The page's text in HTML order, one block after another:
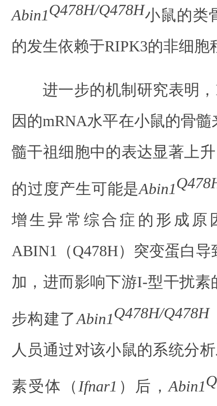
Abin1Q478H/Q478H小鼠的类
的发生依赖于RIPK3的非细胞
进一步的机制研究表明，
因的mRNA水平在小鼠的骨
髓干祖细胞中的表达显著上
的过度产生可能是Abin1
增生异常综合症 的形成 原
ABIN1
（Q478H）突变蛋白导
加，进而影响下游I-型干扰素
步构建了Abin1Q478H/Q478H
人员通过对该小鼠的系统分
素受体（Ifnar1 ）后，Abin1